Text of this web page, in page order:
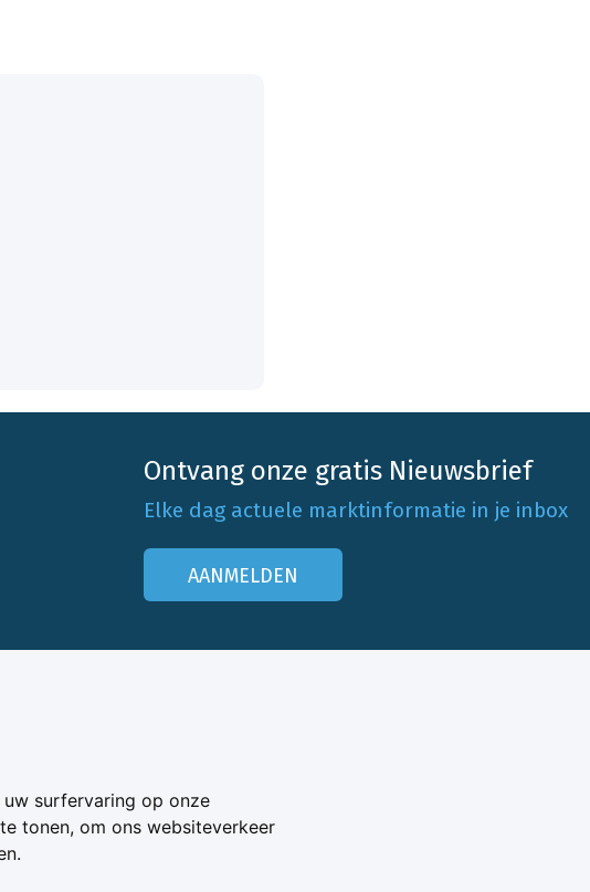
surfervaring op onze
tonen, om ons websiteverkeer
Ontvang onze gratis Nieuwsbrief
Elke dag actuele marktinformatie in je inbox
AANMELDEN
Adverteren